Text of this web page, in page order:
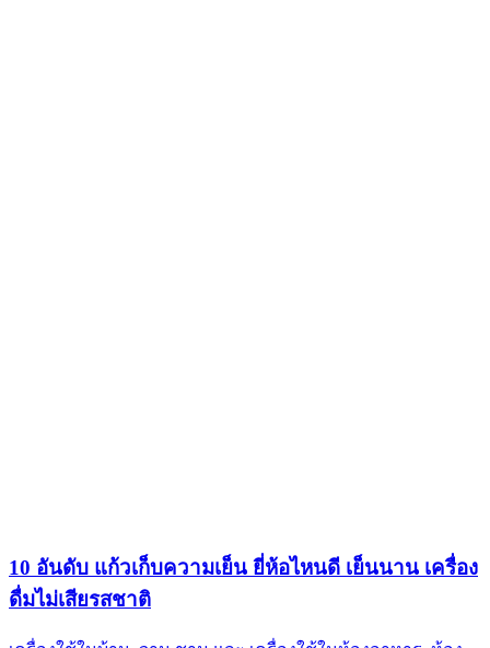
10 อันดับ แก้วเก็บความเย็น ยี่ห้อไหนดี เย็นนาน เครื่อง
ดื่มไม่เสียรสชาติ